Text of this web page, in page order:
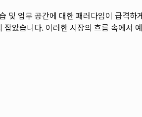
및 업무 공간에 대한 패러다임이 급격
잡았습니다. 이러한 시장의 흐름 속에서